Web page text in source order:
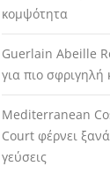
κομψότητα
Guerlain Abeille
για πιο σφριγηλή
Mediterranean
Court φέρνει
γεύσεις